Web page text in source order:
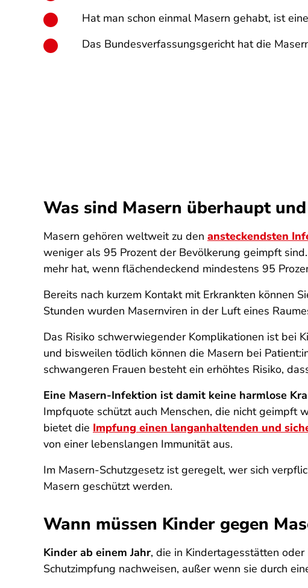
Hat man schon einmal Masern gehabt, ist
Das Bundesverfassungsgericht hat die
Was sind Masern überhaupt
Masern gehören weltweit zu den ansteckendsten
weniger als 95 Prozent der Bevölkerung geimpft
mehr hat, wenn flächendeckend mindestens 95
Bereits nach kurzem Kontakt mit Erkrankten können
Stunden wurden Masernviren in der Luft eines
Das Risiko schwerwiegender Komplikationen ist bei
und bisweilen tödlich können die Masern bei
schwangeren Frauen besteht ein erhöhtes Risiko,
Eine Masern-Infektion ist damit keine harmlose
Impfquote schützt auch Menschen, die nicht geimpft
bietet die Impfung einen langanhaltenden und
von einer lebenslangen Immunität aus.
Im Masern-Schutzgesetz ist geregelt, wer sich
Masern geschützt werden.
Wann müssen Kinder gegen
Kinder ab einem Jahr, die in Kindertagesstätten
Schutzimpfung nachweisen, außer wenn sie durch